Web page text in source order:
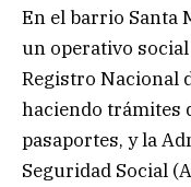
En el barrio Santa
un operativo
Registro Nacional
haciendo trámites
pasaportes, y la
Seguridad Social